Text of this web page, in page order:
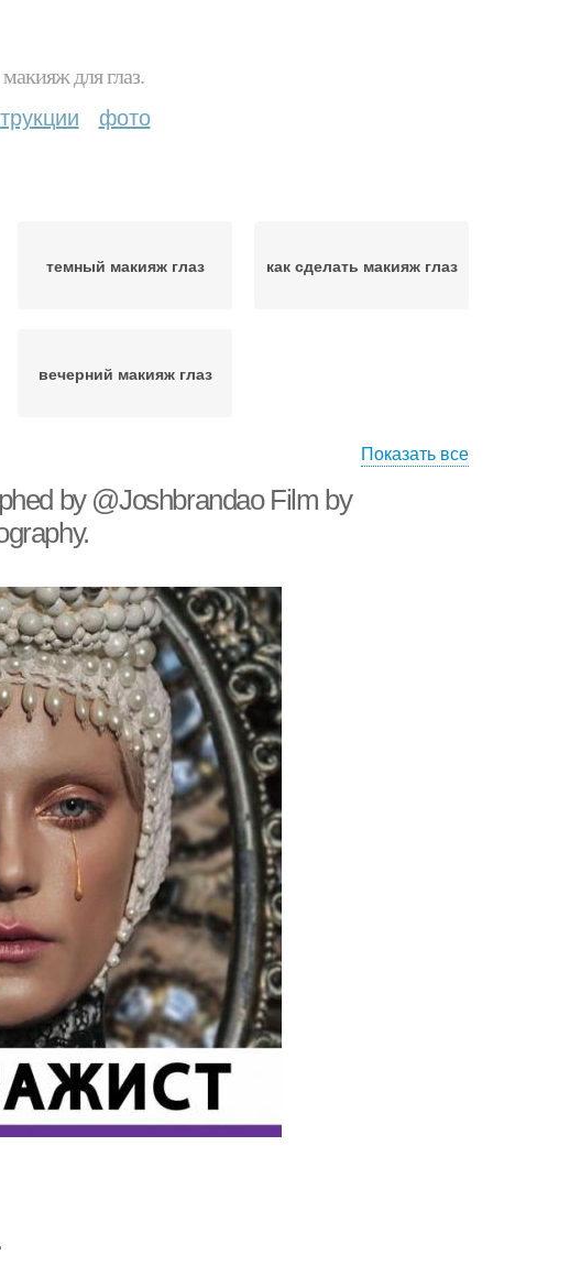
для глаз.
фото
темный макияж глаз как сделать макияж глаз
вечерний макияж глаз
Показать все
by @Joshbrandao Film by